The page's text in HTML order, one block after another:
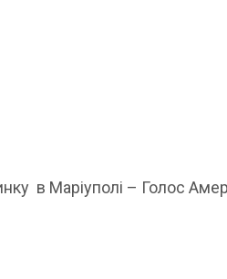
в Маріуполі – Голос